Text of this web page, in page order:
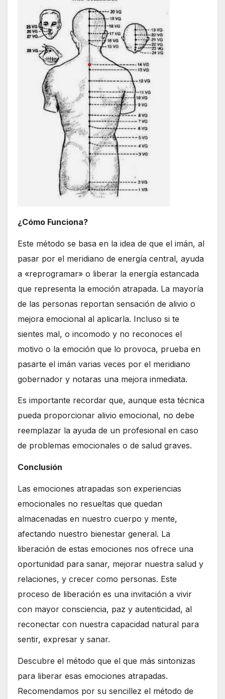
¿Cómo Funciona?
Este método se basa en la idea de que el imán, al
pasar por el meridiano de energía central, ayuda
a «reprogramar» o liberar la energía estancada
que representa la emoción atrapada. La mayoría
de las personas reportan sensación de alivio o
mejora emocional al aplicarla. Incluso si te
sientes mal, o incomodo y no reconoces el
motivo o la emoción que lo provoca, prueba en
pasarte el imán varias veces por el meridiano
gobernador y notaras una mejora inmediata.
Es importante recordar que, aunque esta técnica
pueda proporcionar alivio emocional, no debe
reemplazar la ayuda de un profesional en caso
de problemas emocionales o de salud graves.
Conclusión
Las emociones atrapadas son experiencias
emocionales no resueltas que quedan
almacenadas en nuestro cuerpo y mente,
afectando nuestro bienestar general. La
liberación de estas emociones nos ofrece una
oportunidad para sanar, mejorar nuestra salud y
relaciones, y crecer como personas. Este
proceso de liberación es una invitación a vivir
con mayor consciencia, paz y autenticidad, al
reconectar con nuestra capacidad natural para
sentir, expresar y sanar.
Descubre el método que el que más sintonizas
para liberar esas emociones atrapadas.
Recomendamos por su sencillez el método de